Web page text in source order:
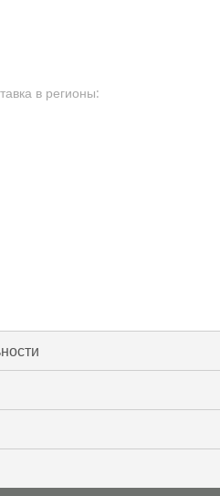
в регионы: